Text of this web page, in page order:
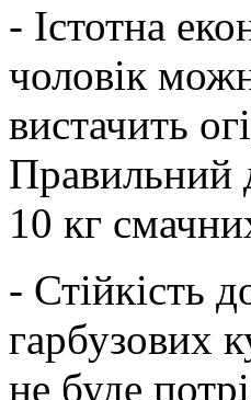
- Істотна
чоловік
вистачить
Правильний
10 кг
- Стійкість
гарбузових
не буде